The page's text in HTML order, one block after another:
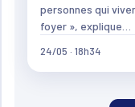
personnes qui
foyer », explique…
24/05 · 18h34